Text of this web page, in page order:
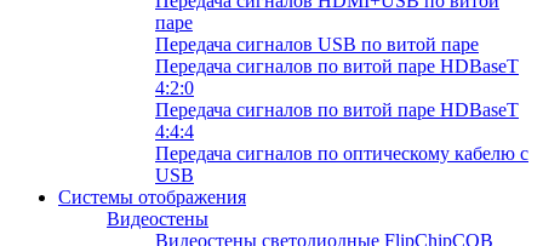
паре
Передача сигналов USB по витой паре
Передача сигналов по витой паре HDBaseT
4:2:0
Передача сигналов по витой паре HDBaseT
4:4:4
Передача сигналов по оптическому кабелю с
USB
Системы отображения
Видеостены
Видеостены светодиодные FlipChipCOB